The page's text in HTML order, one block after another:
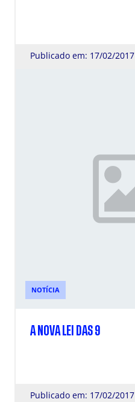
Publicado em: 17/02/2017
NOTÍCIA
A NOVA LEI DAS 9
Publicado em: 17/02/2017